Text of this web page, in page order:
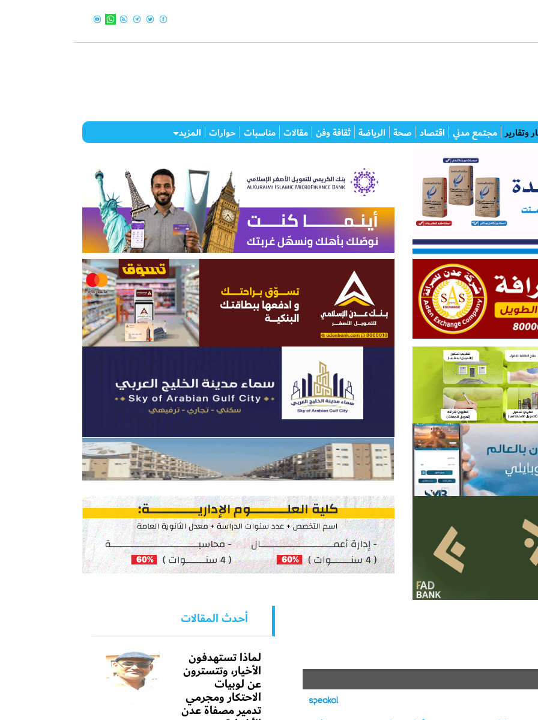
وتقارير مجتمع مدني اقتصاد صحة الرياضة ثقافة وفن مقالات مناسبات حوارات المزيد
أحدث المقالات
لماذا تستهدفون
الأخيار، وتتسترون
عن لوبيات
الاحتكار ومجرمي
تدمير مصفاة عدن